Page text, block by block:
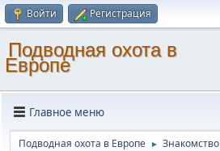
Войти Регистрация
Подводная охота в
Европе
Главное меню
Подводная охота в Европе ► Знакомство